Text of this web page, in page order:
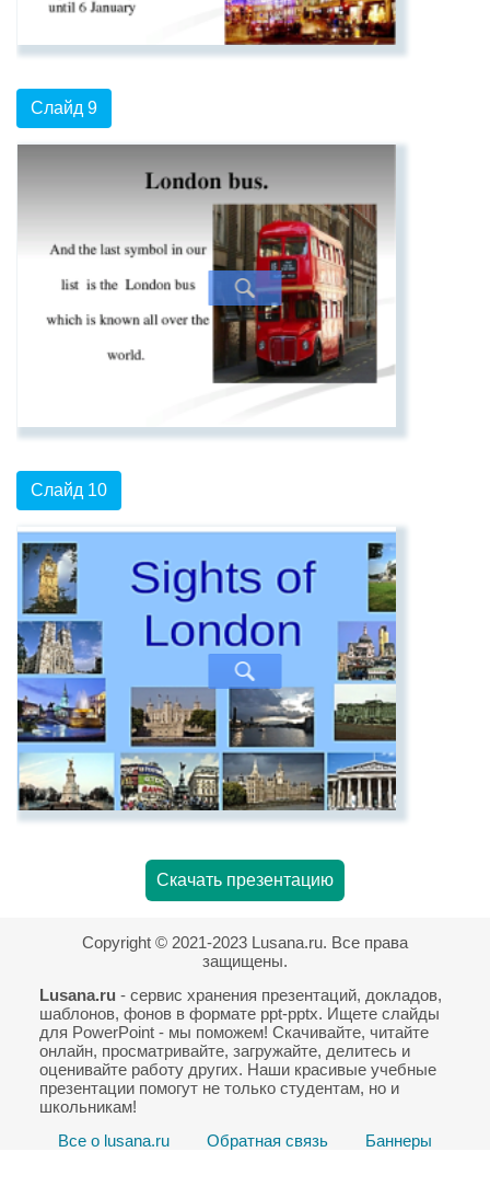
Слайд 9
Слайд 10
Скачать презентацию
Copyright © 2021-2023 Lusana.ru. Все права
защищены.
Lusana.ru - сервис хранения презентаций, докладов,
шаблонов, фонов в формате ppt-pptx. Ищете слайды
для PowerPoint - мы поможем! Скачивайте, читайте
онлайн, просматривайте, загружайте, делитесь и
оценивайте работу других. Наши красивые учебные
презентации помогут не только студентам, но и
школьникам!
Все о lusana.ru
Обратная связь Баннеры